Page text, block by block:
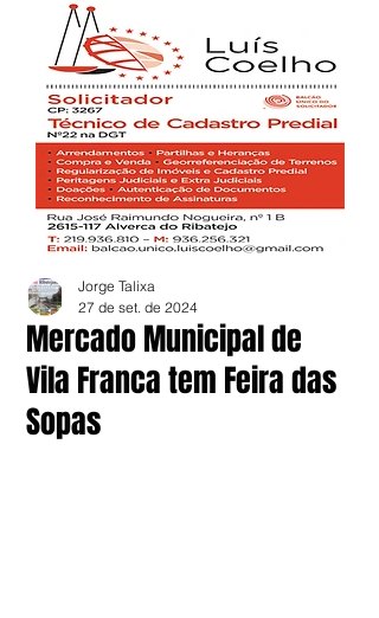
Mercado Municipal de
Vila Franca tem Feira das
Sopas
Jorge Talixa
27 de set. de 2024